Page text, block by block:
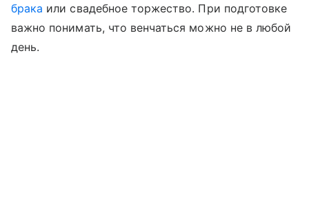
брака или свадебное торжество. При подготовке
важно понимать, что венчаться можно не в любой
день.